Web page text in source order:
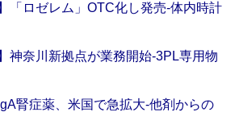
「ロゼレム」OTC化し発売‐体内時計
神奈川新拠点が業務開始‐3PL専用物
腎症薬、米国で急拡大‐他剤からの